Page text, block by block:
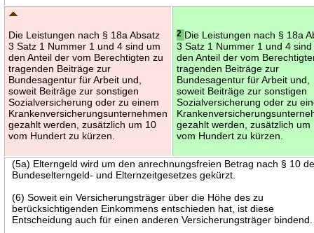
Die Leistungen nach § 18a Absatz
3 Satz 1 Nummer 1 und 4 sind um
den Anteil der vom Berechtigten zu
tragenden Beiträge zur
Bundesagentur für Arbeit und,
soweit Beiträge zur sonstigen
Sozialversicherung oder zu einem
Krankenversicherungsunternehmen
gezahlt werden, zusätzlich um 10
vom Hundert zu kürzen.
2 Die Leistungen nach § 18a
3 Satz 1 Nummer 1 und 4
den Anteil der vom
tragenden Beiträge zur
Bundesagentur für Arbeit und,
soweit Beiträge zur sonstigen
Sozialversicherung oder zu
gezahlt werden, zusätzlich um
vom Hundert zu kürzen.
(5a) Elterngeld wird um den anrechnungsfreien Betrag nach § 10
Bundeselterngeld- und Elternzeitgesetzes gekürzt.
(6) Soweit ein Versicherungsträger über die Höhe des zu
berücksichtigenden Einkommens entschieden hat, ist diese
Entscheidung auch für einen anderen Versicherungsträger bindend.